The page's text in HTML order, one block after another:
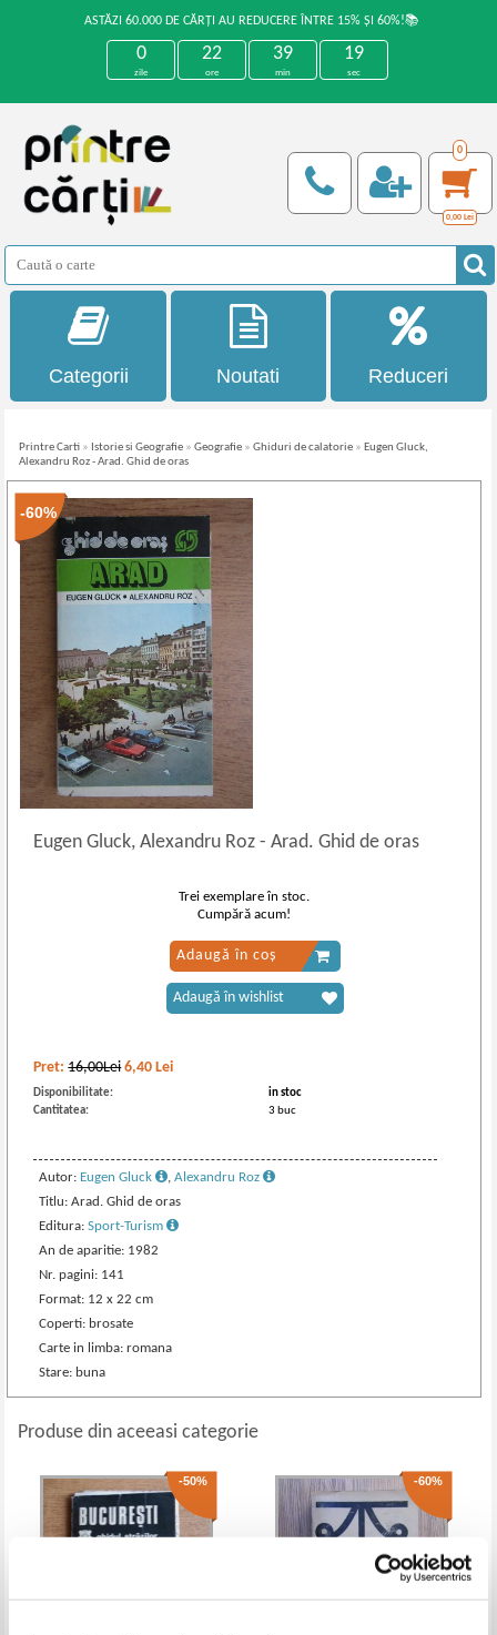
ASTĂZI 60.000 DE CĂRȚI AU REDUCERE ÎNTRE 15% ȘI 60%!📚
0
zile
22
ore
39
min
19
sec
0
0,00 Lei
Categorii Noutati Reduceri
Printre Carti » Istorie si Geografie »Geografie »Ghiduri de calatorie » Eugen Gluck,
Alexandru Roz - Arad. Ghid de oras
-60%
Eugen Gluck, Alexandru Roz- Arad. Ghid de oras
Pret:16,00Lei 6,40 Lei
Disponibilitate:
in stoc
Cantitatea:
3 buc
Autor: Eugen Gluck ,Alexandru Roz
Titlu: Arad. Ghid de oras
Editura:Sport-Turism
An de aparitie: 1982
Nr. pagini: 141
Format: 12 x 22 cm
Coperti: brosate
Carte in limba: romana
Stare: buna
Trei exemplare în stoc.
Cumpără acum!
Adaugă în coș
Adaugă în wishlist
Produse din aceeasi categorie
-50% -60%